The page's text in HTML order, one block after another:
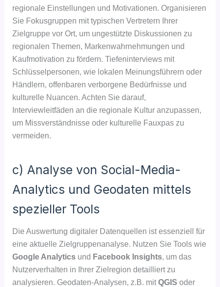
regionale Einstellungen und Motivationen. Organisieren
Sie Fokusgruppen mit typischen Vertretern Ihrer
Zielgruppe vor Ort, um ungestützte Diskussionen zu
regionalen Themen, Markenwahrnehmungen und
Kaufmotivation zu fördern. Tiefeninterviews mit
Schlüsselpersonen, wie lokalen Meinungsführern oder
Händlern, offenbaren verborgene Bedürfnisse und
kulturelle Nuancen. Achten Sie darauf,
Interviewleitfäden an die regionale Kultur anzupassen,
um Missverständnisse oder kulturelle Fauxpas zu
vermeiden.
c) Analyse von Social-Media-
Analytics und Geodaten mittels
spezieller Tools
Die Auswertung digitaler Datenquellen ist essenziell für
eine aktuelle Zielgruppenanalyse. Nutzen Sie Tools wie
Google Analytics und Facebook Insights, um das
Nutzerverhalten in Ihrer Zielregion detailliert zu
analysieren. Geodaten-Analysen, z.B. mitQGIS oder